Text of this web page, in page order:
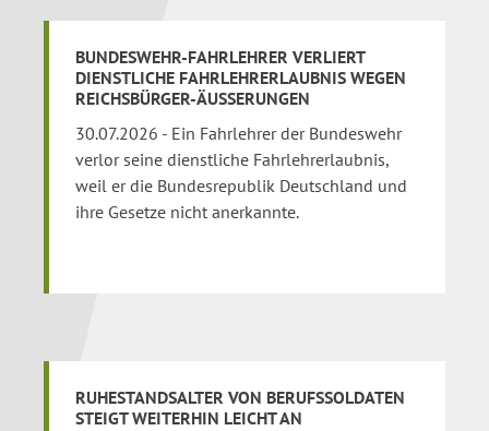
BUNDESWEHR-FAHRLEHRER VERLIERT
DIENSTLICHE FAHRLEHRERLAUBNIS WEGEN
REICHSBÜRGER-ÄUSSERUNGEN
30.07.2026 - Ein Fahrlehrer der Bundeswehr
verlor seine dienstliche Fahrlehrerlaubnis,
weil er die Bundesrepublik Deutschland und
ihre Gesetze nicht anerkannte.
RUHESTANDSALTER VON BERUFSSOLDATEN
STEIGT WEITERHIN LEICHT AN